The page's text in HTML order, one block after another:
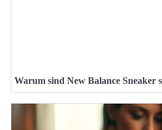
Warum sind New Balance Sneaker